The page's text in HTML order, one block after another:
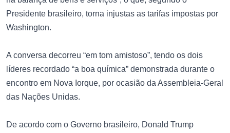
Presidente brasileiro, torna injustas as tarifas impostas por
Washington.
A conversa decorreu “em tom amistoso”, tendo os dois
líderes recordado “a boa química” demonstrada durante o
encontro em Nova Iorque, por ocasião da Assembleia-Geral
das Nações Unidas.
De acordo com o Governo brasileiro, Donald Trump